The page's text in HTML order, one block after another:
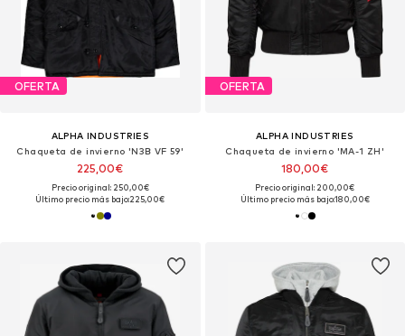
OFERTA
ALPHA INDUSTRIES
Chaqueta de invierno 'N3B VF 59'
225,00€
Precio original: 250,00€
Último precio más bajo:225,00€
OFERTA
ALPHA INDUSTRIES
Chaqueta de invierno 'MA-1 ZH'
180,00€
Precio original: 200,00€
Último precio más bajo:180,00€